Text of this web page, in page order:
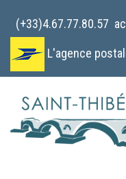
(+33)4.67.77.80.57
L'agence